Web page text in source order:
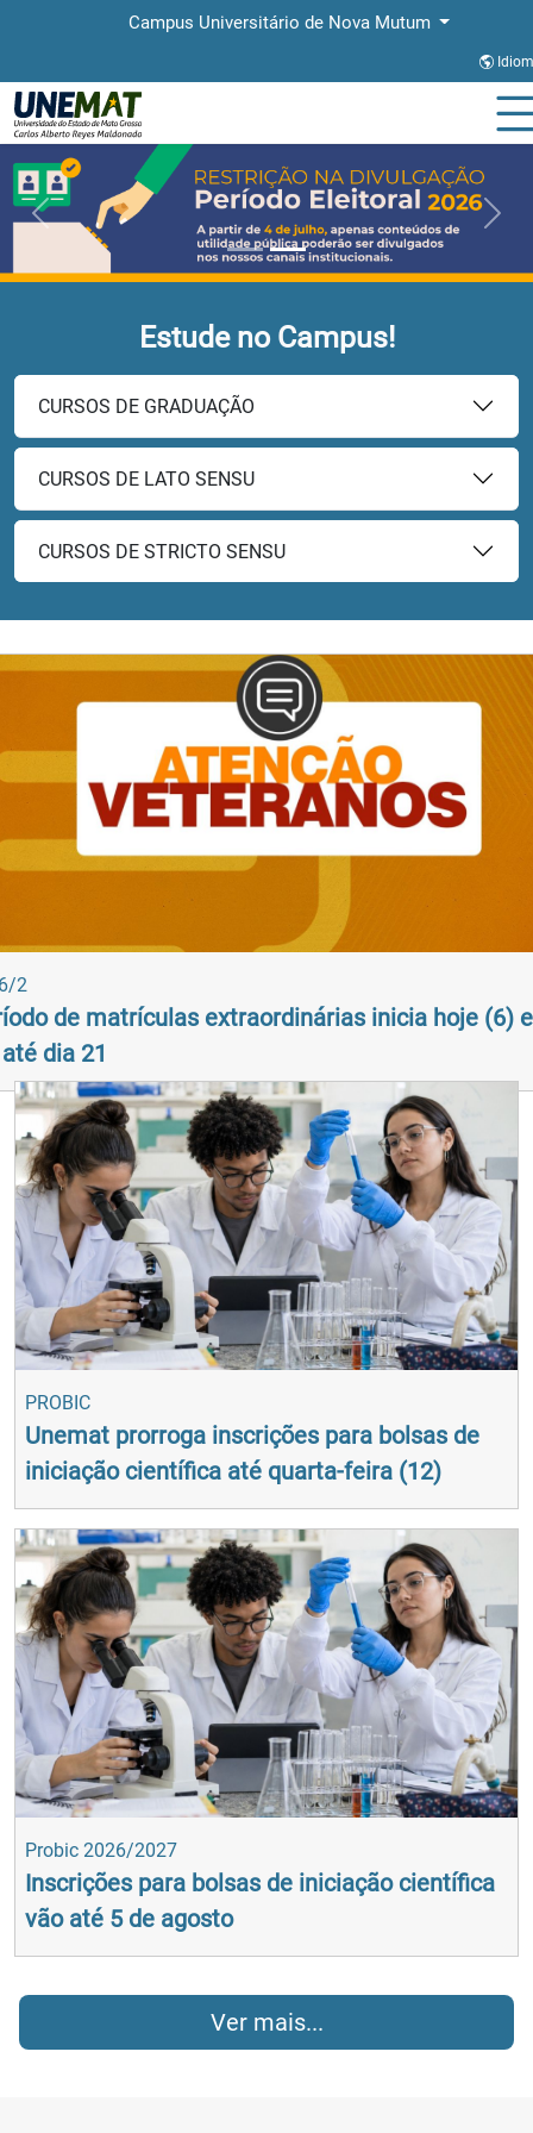
Campus Universitário de Nova Mutum
Previous Next
Estude no Campus!
CURSOS DE GRADUAÇÃO
CURSOS DE LATO SENSU
CURSOS DE STRICTO SENSU
NOTÍCIAS
2
de matrículas extraordinárias inicia hoje (6) e
dia 21
PROBIC
Unemat prorroga inscrições para bolsas de
iniciação científica até quarta-feira (12)
Probic 2026/2027
Inscrições para bolsas de iniciação científica
vão até 5 de agosto
Ver mais...